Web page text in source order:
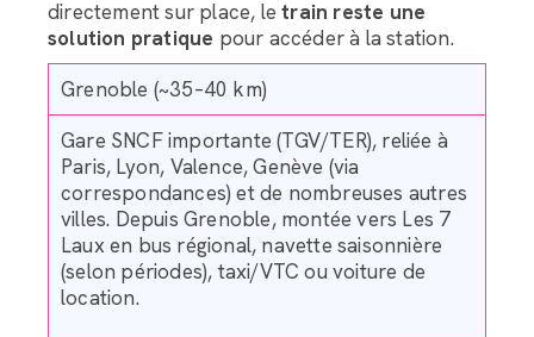
directement sur place, letrain reste une
solution pratique pour accéder à la station.
Grenoble (~35–40 km)
Gare SNCF importante (TGV/TER), reliée à
Paris, Lyon, Valence, Genève (via
correspondances) et de nombreuses autres
villes. Depuis Grenoble, montée vers Les 7
Laux en bus régional, navette saisonnière
(selon périodes), taxi/VTC ou voiture de
location.